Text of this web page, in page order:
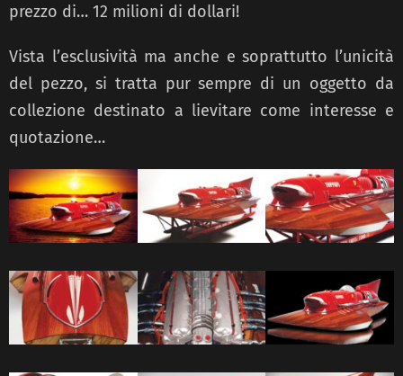
prezzo di… 12 milioni di dollari!
Vista l’esclusività ma anche e soprattutto l’unicità
del pezzo, si tratta pur sempre di un oggetto da
collezione destinato a lievitare come interesse e
quotazione…